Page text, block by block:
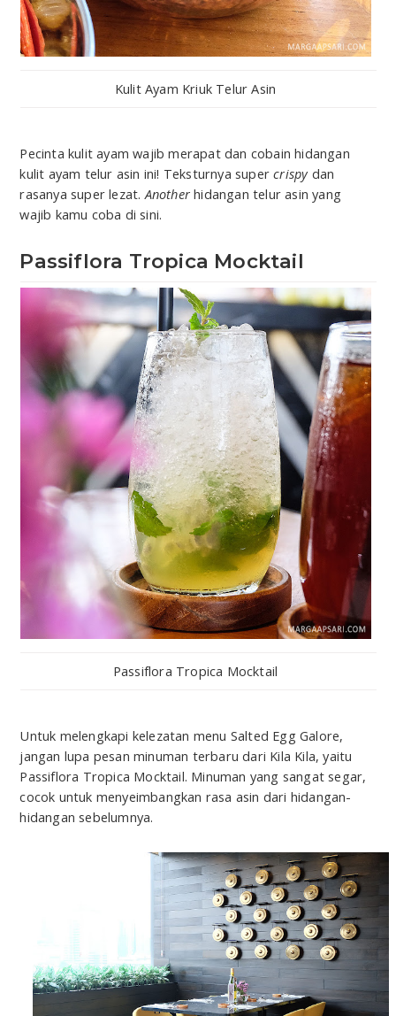
Kulit Ayam Kriuk Telur Asin
Pecinta kulit ayam wajib merapat dan cobain hidangan
kulit ayam telur asin ini! Teksturnya supercrispydan
rasanya super lezat. Anotherhidangan telur asin yang
wajib kamu coba di sini.
Passiflora Tropica Mocktail
Passiflora Tropica Mocktail
Untuk melengkapi kelezatan menu Salted Egg Galore,
jangan lupa pesan minuman terbaru dari Kila Kila, yaitu
Passiflora Tropica Mocktail. Minuman yang sangat segar,
cocok untuk menyeimbangkan rasa asin dari hidangan-
hidangan sebelumnya.